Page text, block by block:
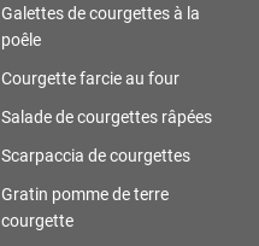
Galettes de courgettes à la
poêle
Courgette farcie au four
Salade de courgettes râpées
Scarpaccia de courgettes
Gratin pomme de terre
courgette